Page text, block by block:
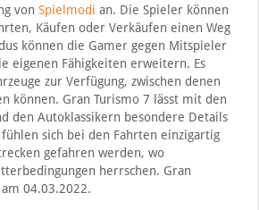
von Spielmodi an. Die Spieler können
Käufen oder Verkäufen einen Weg
können die Gamer gegen Mitspieler
eigenen Fähigkeiten erweitern. Es
zur Verfügung, zwischen denen
können. Gran Turismo 7 lässt mit den
den Autoklassikern besondere Details
sich bei den Fahrten einzigartig
gefahren werden, wo
herrschen. Gran
04.03.2022.